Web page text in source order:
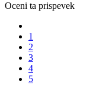
Oceni ta prispevek
1
2
3
4
5